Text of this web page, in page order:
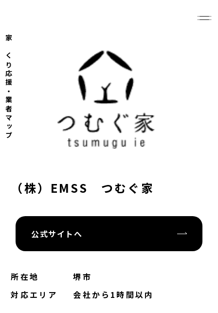
家づくり応援・業者マップ
（株）EMSS つむぐ家
公式サイトへ
所在地
堺市
対応エリア
会社から1時間以内